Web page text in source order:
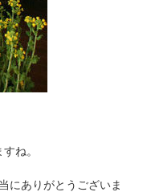
ね。
にありがとうございま